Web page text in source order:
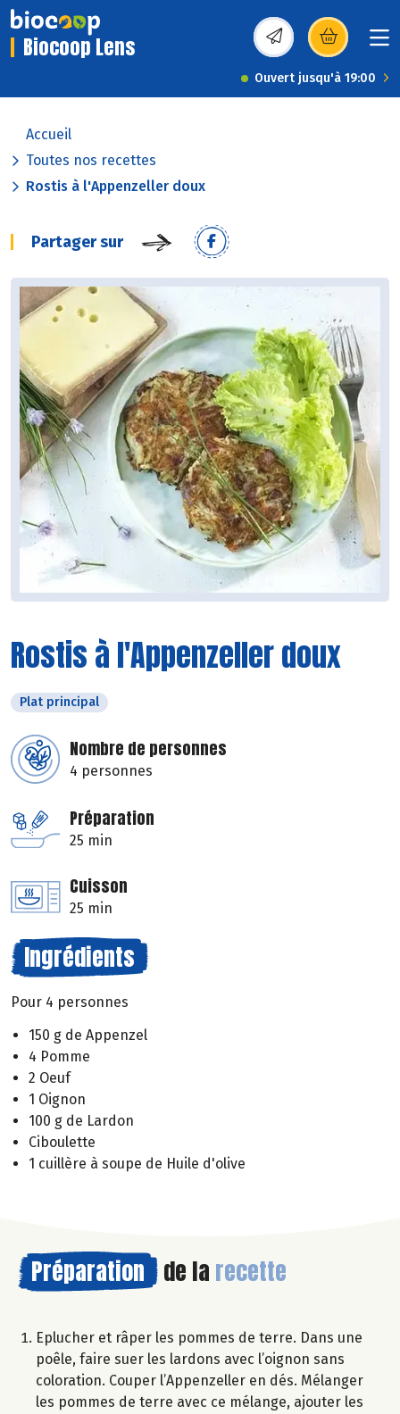
Biocoop Lens (s’ouvre dans une
Ouvert jusqu'à 19:00
Accueil
Toutes nos recettes
Rostis à l'Appenzeller doux
Partager sur
Rostis à l'Appenzeller doux
Plat principal
Nombre de personnes
4 personnes
Préparation
25 min
Cuisson
25 min
Ingrédients
Pour 4 personnes
150 g de Appenzel
4 Pomme
2 Oeuf
1 Oignon
100 g de Lardon
Ciboulette
1 cuillère à soupe de Huile d'olive
Préparation de la recette
Eplucher et râper les pommes de terre. Dans une
poêle, faire suer les lardons avec l’oignon sans
coloration. Couper l’Appenzeller en dés. Mélanger
les pommes de terre avec ce mélange, ajouter les